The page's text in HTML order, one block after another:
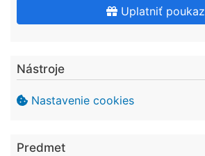
Uplatniť poukaz
Nástroje
Nastavenie cookies
Predmet